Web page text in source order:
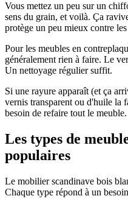
Vous mettez un peu sur un
sens du grain, et voilà. Ça
protège un peu mieux contre
Pour les meubles en
généralement rien à faire. Le
Un nettoyage régulier suffit.
Si une rayure apparaît (et ça
vernis transparent ou d'huile la
besoin de refaire tout le meuble.
Les types de
populaires
Le mobilier scandinave bois
Chaque type répond à un